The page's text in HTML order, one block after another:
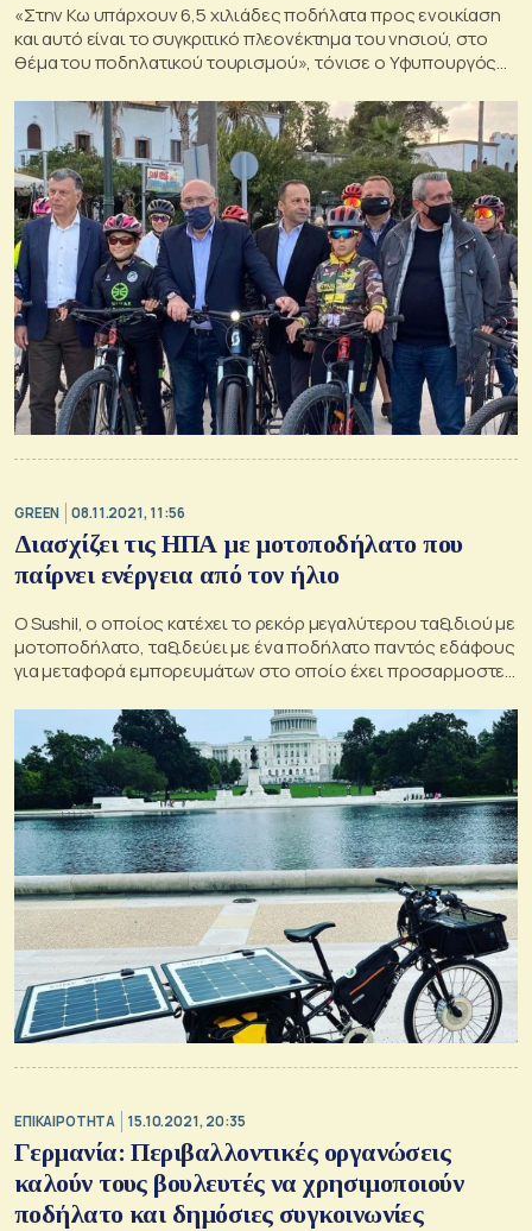
«Στην Κω υπάρχουν 6,5 χιλιάδες ποδήλατα προς ενοικίαση
και αυτό είναι το συγκριτικό πλεονέκτημα του νησιού, στο
θέμα του ποδηλατικού τουρισμού», τόνισε ο Υφυπουργός
GREEN 08.11.2021, 11:56
Διασχίζει τις ΗΠΑ με μοτοποδήλατο που
παίρνει ενέργεια από τον ήλιο
Ο Sushil, ο οποίος κατέχει το ρεκόρ μεγαλύτερου ταξιδιού με
μοτοποδήλατο, ταξιδεύει με ένα ποδήλατο παντός εδάφους
για μεταφορά εμπορευμάτων στο οποίο έχει προσαρμοστεί
ΕΠΙΚΑΙΡΟΤΗΤΑ 15.10.2021, 20:35
Γερμανία: Περιβαλλοντικές οργανώσεις
καλούν τους βουλευτές να χρησιμοποιούν
ποδήλατο και δημόσιες συγκοινωνίες